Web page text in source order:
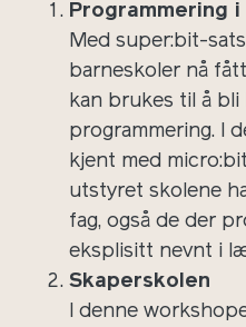
Programmering
Med super:bit-
barneskoler nå
kan brukes til å bli
programmering. I
kjent med
utstyret skolene
fag, også de der
eksplisitt nevnt i
Skaperskolen
I denne